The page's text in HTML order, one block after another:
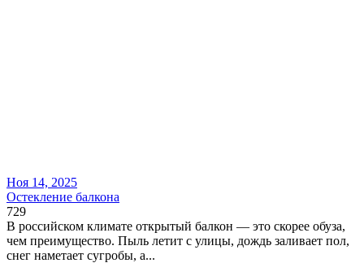
Ноя 14, 2025
Остекление балкона
729
В российском климате открытый балкон — это скорее обуза,
чем преимущество. Пыль летит с улицы, дождь заливает пол,
снег наметает сугробы, а...